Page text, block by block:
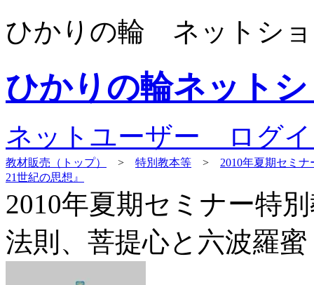
ひかりの輪 ネットシ
ひかりの輪ネット
ネットユーザー ログ
教材販売（トップ） > 特別教本等 > 2010年夏期セミ
21世紀の思想』
2010年夏期セミナー特
法則、菩提心と六波羅